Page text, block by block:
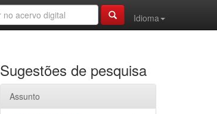
Idioma
Sugestões de pesquisa
Assunto